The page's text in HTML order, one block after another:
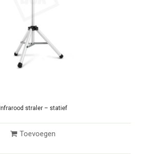
Infrarood straler – statief
Toevoegen